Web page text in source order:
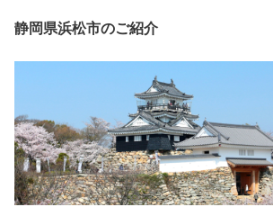
静岡県浜松市のご紹介